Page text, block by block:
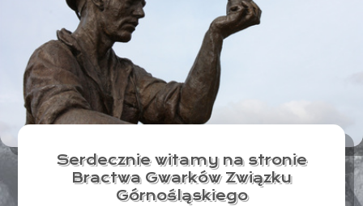
Serdecznie witamy na stronie
Bractwa Gwarków Związku
Górnośląskiego